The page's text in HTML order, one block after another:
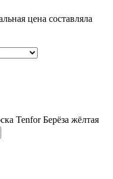
цена составляла
Tenfor Берёза жёлтая